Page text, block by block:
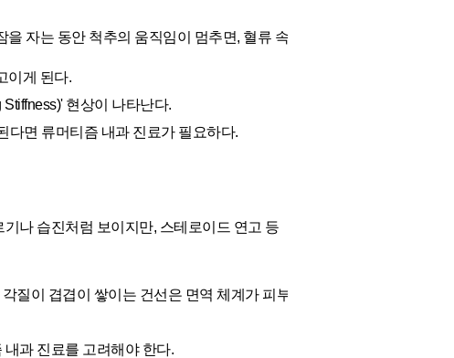
자는 동안 척추의 움직임이 멈추면, 혈류 속
이게 된다.
현상이 나타난다.
다면 류머티즘 내과 진료가 필요하다.
나 습진처럼 보이지만, 스테로이드 연고 등
질이 겹겹이 쌓이는 건선은 면역 체계가 피부
과 진료를 고려해야 한다.